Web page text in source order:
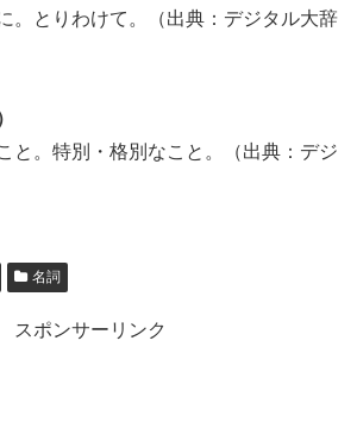
。とりわけて。（出典：デジタル大辞
と。特別・格別なこと。（出典：デジ
名詞
スポンサーリンク